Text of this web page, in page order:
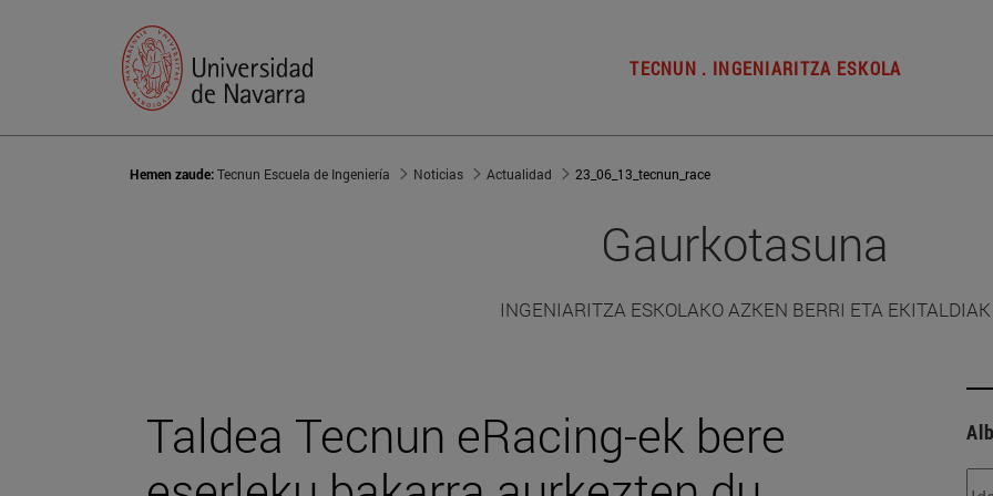
TECNUN . INGENIARITZA ESKOLA
Hemen zaude:Tecnun Escuela de Ingeniería Noticias Actualidad 23_06_13_tecnun_race
Gaurkotasuna
INGENIARITZA ESKOLAKO AZKEN BERRI ETA EKITALDIAK
Taldea Tecnun eRacing-ek bere